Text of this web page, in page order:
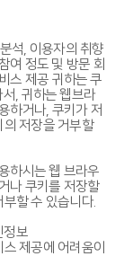
석, 이용자의 취향
여 정도 및 방문 회
스 제공 귀하는 쿠
, 귀하는 웹브라
하거나, 쿠키가 저
의 저장을 거부할
하시는 웹 브라우
나 쿠키를 저장할
할 수 있습니다.
정보
제공에 어려움이